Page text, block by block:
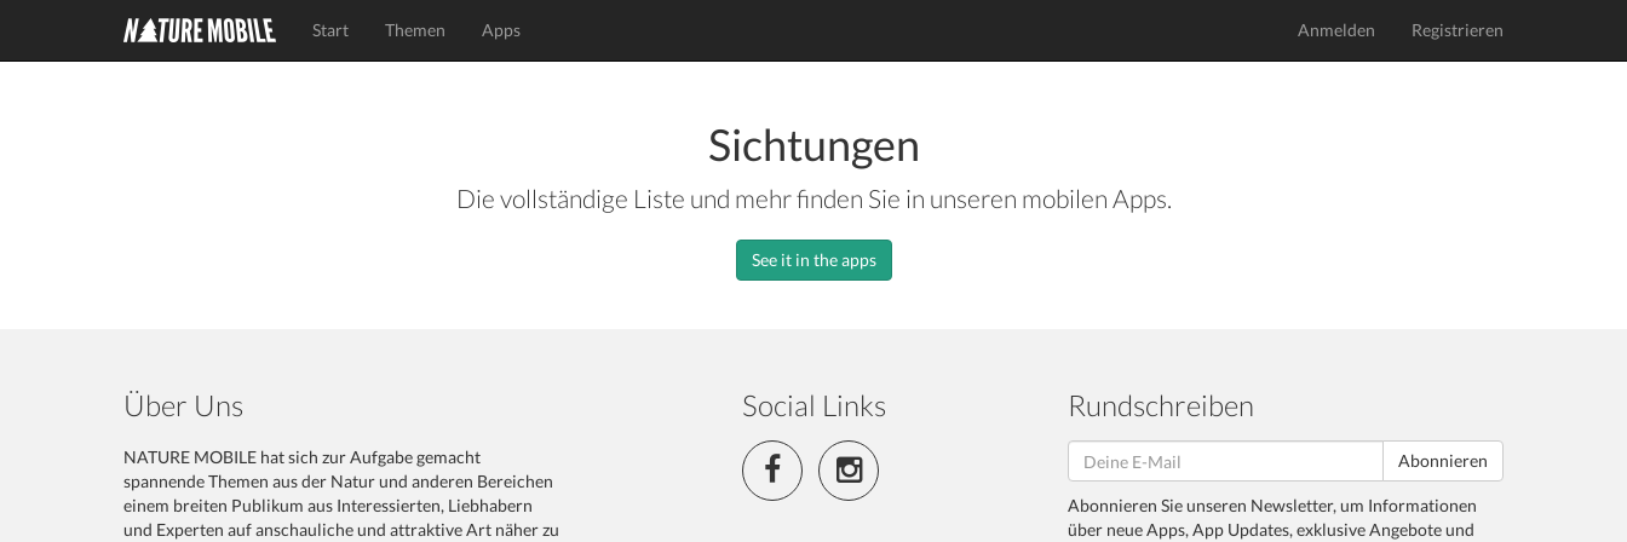
Start Themen Apps Anmelden Registrieren
Sichtungen
Die vollständige Liste und mehr finden Sie in unseren mobilen Apps.
See it in the apps
Über Uns
NATURE MOBILE hat sich zur Aufgabe gemacht
spannende Themen aus der Natur und anderen Bereichen
einem breiten Publikum aus Interessierten, Liebhabern
und Experten auf anschauliche und attraktive Art näher zu
Social Links Rundschreiben
Abonnieren
Abonnieren Sie unseren Newsletter, um Informationen
über neue Apps, App Updates, exklusive Angebote und